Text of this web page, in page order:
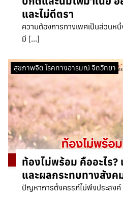
และไม่ตีตรา
ความต้องการทางเพศเป็นส่วนห
มี […]
สุขภาพจิต โรคทางอารมณ์ จิตวิทยา
ท้องไม่พร้อม คืออะไร?
และผลกระทบทางสังค
ปัญหาการตั้งครรภ์ไม่พึงประสง